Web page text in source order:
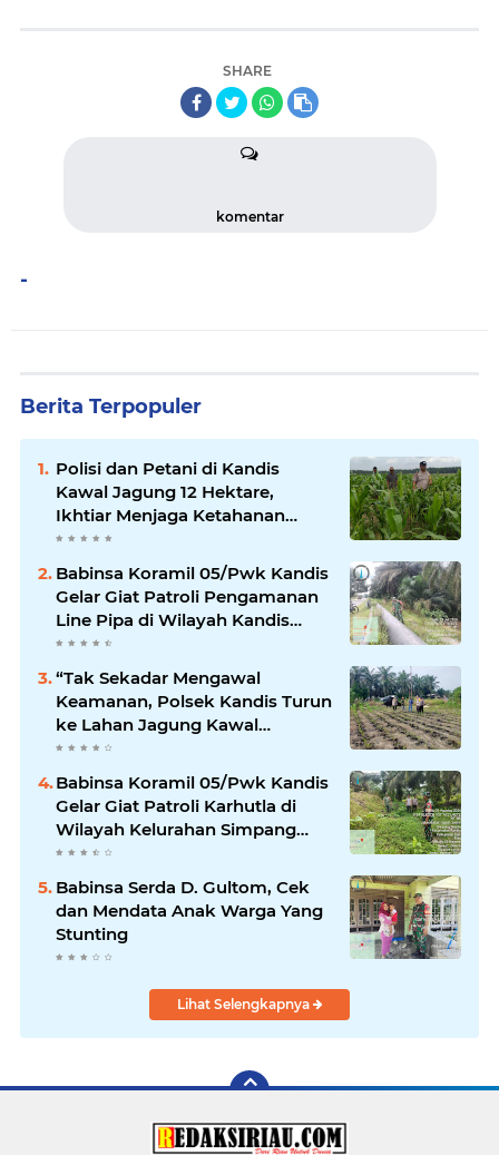
SHARE
komentar
-
Berita Terpopuler
Polisi dan Petani di Kandis
Kawal Jagung 12 Hektare,
Ikhtiar Menjaga Ketahanan
Pangan
Babinsa Koramil 05/Pwk Kandis
Gelar Giat Patroli Pengamanan
Line Pipa di Wilayah Kandis
Kandis
“Tak Sekadar Mengawal
Keamanan, Polsek Kandis Turun
ke Lahan Jagung Kawal
Ketahanan Pangan
Babinsa Koramil 05/Pwk Kandis
Gelar Giat Patroli Karhutla di
Wilayah Kelurahan Simpang
Belutu
Babinsa Serda D. Gultom, Cek
dan Mendata Anak Warga Yang
Stunting
Lihat Selengkapnya